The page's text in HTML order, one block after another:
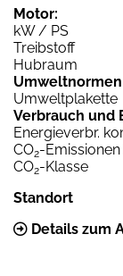
Motor:
kW / PS
Treibstoff
Hubraum
Umweltplakette
Verbrauch und
Energieverbr.
CO2-
CO2-Klasse
Standort
Details zum